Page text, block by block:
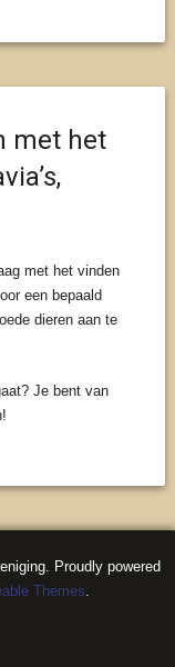
met het
met het vinden
een bepaald
dieren aan te
Je bent van
Proudly powered
Themes.